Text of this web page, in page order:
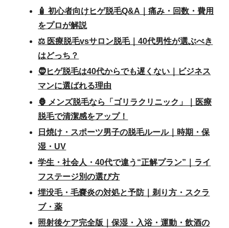
🧴 初心者向けヒゲ脱毛Q&A｜痛み・回数・費用
をプロが解説
⚖️ 医療脱毛vsサロン脱毛｜40代男性が選ぶべき
はどっち？
🧔ヒゲ脱毛は40代からでも遅くない｜ビジネス
マンに選ばれる理由
🦍 メンズ脱毛なら「ゴリラクリニック」｜医療
脱毛で清潔感をアップ！
日焼け・スポーツ男子の脱毛ルール｜時期・保
湿・UV
学生・社会人・40代で違う“正解プラン”｜ライ
フステージ別の選び方
埋没毛・毛嚢炎の対処と予防｜剃り方・スクラ
ブ・薬
照射後ケア完全版｜保湿・入浴・運動・飲酒の